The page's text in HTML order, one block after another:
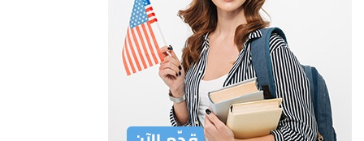
للجهات الشبابية والرياضية بما في ذلك
المساهمة في الأبنية والمنشآت والمرافق
الشبابية والرياضية وغيرها من المشاريع.
2- تحديد أوجه الإنفاق وأولوياته بمقتضى
خطة عمل سنوية استنادا للأسس التي
تحددها اللجنة.